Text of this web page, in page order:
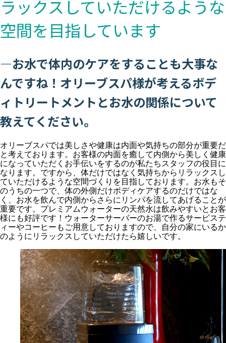
ラックスしていただけるような
空間を目指しています
―お水で体内のケアをすることも大事な
んですね！オリーブスパ様が考えるボデ
ィトリートメントとお水の関係について
教えてください。
オリーブスパでは美しさや健康は内面や気持ちの部分が重要だ
と考えております。お客様の内面を癒して内側から美しく健康
になっていただくお手伝いをするのが私たちスタッフの役目に
なります。ですから、体だけではなく気持ちからリラックスし
ていただけるような空間づくりを目指しております。お水もそ
のうちの一つで、体の外側だけボディケアするのだけではな
く、お水を飲んで内側からさらにリンパを流してあげることが
重要です。プレミアムウォーターの天然水は飲みやすいとお客
様にも好評です！ウォーターサーバーのお湯で作るサービステ
ィーやコーヒーもご用意しておりますので、自分の家にいるか
のようにリラックスしていただけたら嬉しいです。